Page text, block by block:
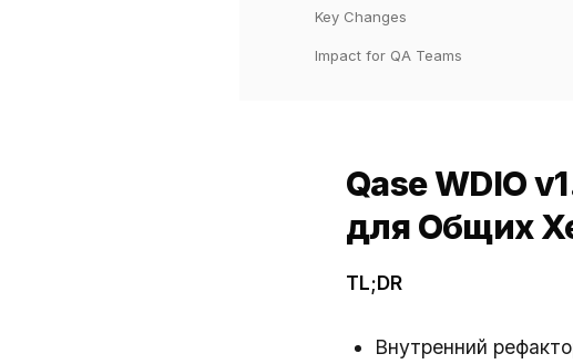
Key Changes
Impact for QA Teams
Qase WDIO
для Общих
TL;DR
Внутренний